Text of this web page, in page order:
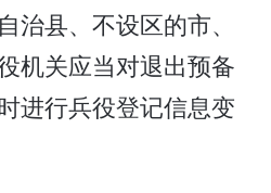
治县、不设区的市、
机关应当对退出预备
进行兵役登记信息变